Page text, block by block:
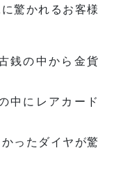
驚かれるお客様
銭の中から金貨
中にレアカード
ったダイヤが驚